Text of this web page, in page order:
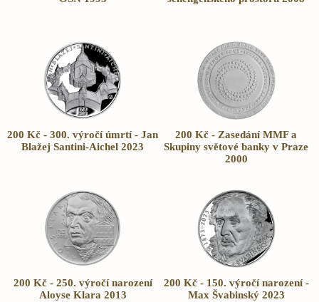
200 Kč - 300. výročí úmrtí - Jan
Blažej Santini-Aichel 2023
200 Kč - Zasedání MMF a
Skupiny světové banky v Praze
2000
200 Kč - 250. výročí narození
Aloyse Klara 2013
200 Kč - 150. výročí narození -
Max Švabinský 2023